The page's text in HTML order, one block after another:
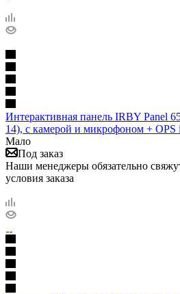
Интерактивная панель IRBY Panel
14), c камерой и микрофоном + OPS
Мало
Под заказ
Наши менеджеры обязательно
условия заказа